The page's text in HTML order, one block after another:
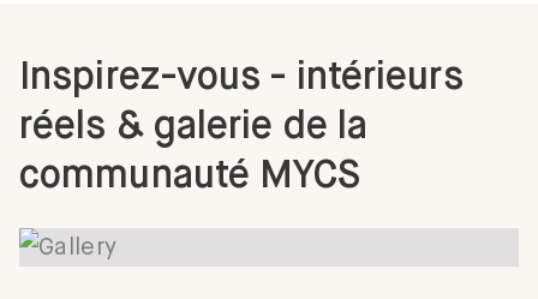
Inspirez-vous - intérieurs
réels & galerie de la
communauté MYCS